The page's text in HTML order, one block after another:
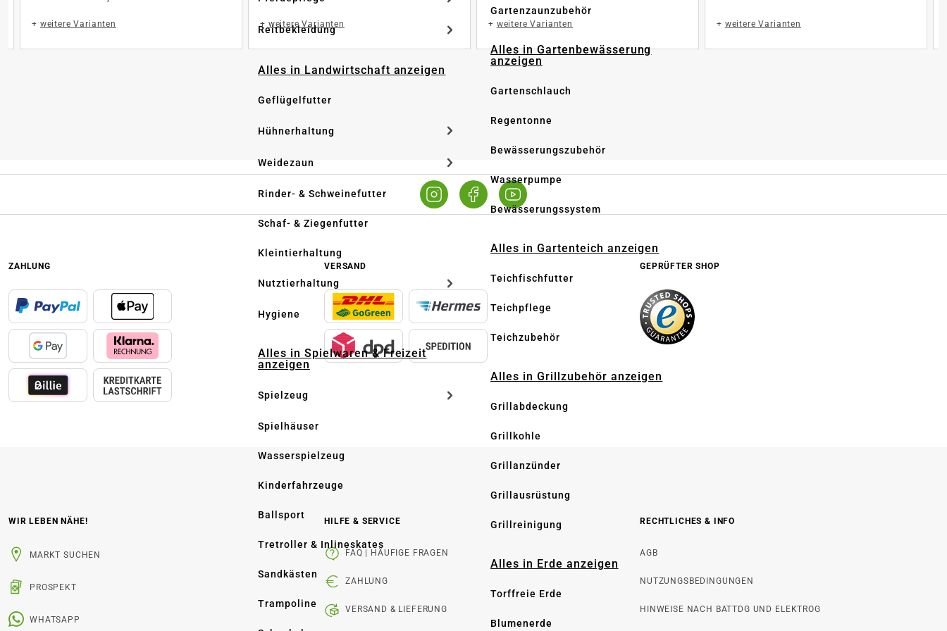
Reitbekleidung
Alles in Landwirtschaft anzeigen
Geflügelfutter
Hühnerhaltung
Weidezaun
Rinder- & Schweinefutter
Schaf- & Ziegenfutter
Kleintierhaltung
Nutztierhaltung
Hygiene
Alles in Spielwaren & Freizeit
anzeigen
Spielzeug
Spielhäuser
Wasserspielzeug
Kinderfahrzeuge
Ballsport
Tretroller & Inlineskates
Sandkästen
Trampoline
Gartenzaunzubehör
Alles in Gartenbewässerung
anzeigen
Gartenschlauch
Regentonne
Bewässerungszubehör
Wasserpumpe
Bewässerungssystem
Alles in Gartenteich anzeigen
Teichfischfutter
Teichpflege
Teichzubehör
Alles in Grillzubehör anzeigen
Grillabdeckung
Grillkohle
Grillanzünder
Grillausrüstung
Grillreinigung
Alles in Erde anzeigen
Torffreie Erde
Blumenerde
+ weitere Varianten + weitere Varianten + weitere Varianten + weitere Varianten
ZAHLUNG VERSAND GEPRÜFTER SHOP
WIR LEBEN NÄHE!
MARKT SUCHEN
PROSPEKT
WHATSAPP
HILFE & SERVICE
FAQ | HÄUFIGE FRAGEN
ZAHLUNG
VERSAND & LIEFERUNG
RECHTLICHES & INFO
AGB
NUTZUNGSBEDINGUNGEN
HINWEISE NACH BATTDG UND ELEKTROG